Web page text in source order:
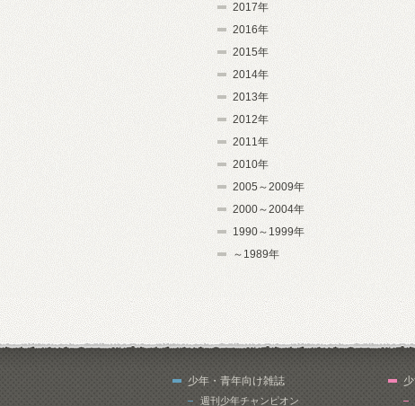
2017年
2016年
2015年
2014年
2013年
2012年
2011年
2010年
2005～2009年
2000～2004年
1990～1999年
～1989年
少年・青年向け雑誌
週刊少年チャンピオン